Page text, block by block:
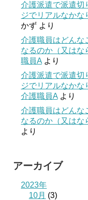
介護派遣で派遣切
ジでリアルなかな
かず より
介護職員はどんな
なるのか（又はな
職員A より
介護派遣で派遣切
ジでリアルなかな
介護職員A より
介護職員はどんな
なるのか（又はな
より
アーカイブ
2023年
10月 (3)